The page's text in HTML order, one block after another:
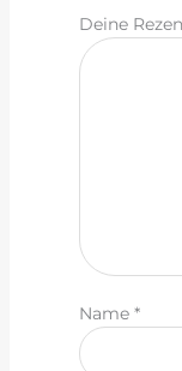
Deine
Name *